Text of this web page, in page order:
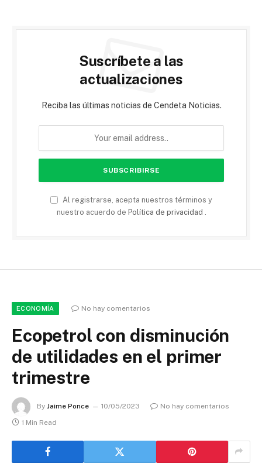
Suscríbete a las
actualizaciones
Reciba las últimas noticias de Cendeta Noticias.
Al registrarse, acepta nuestros términos y
nuestro acuerdo de Política de privacidad
ECONOMÍA No hay comentarios
Ecopetrol con disminución
de utilidades en el primer
trimestre
By Jaime Ponce 10/05/2023
No hay comentarios
1 Min Read